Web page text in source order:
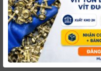
#W41M160AE00Lông Đền Lò
Xo Đĩa Thép Đen DIN2093
M16 (16.3x31.5x1.75)
196 có sẵn Dự kiến giao hàng
9,744 đ/ Cái